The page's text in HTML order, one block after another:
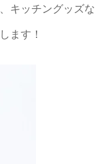
キッチングッズな
ます！